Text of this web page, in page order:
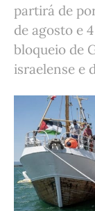
partirá de
de agosto e
bloqueio de
israelense e